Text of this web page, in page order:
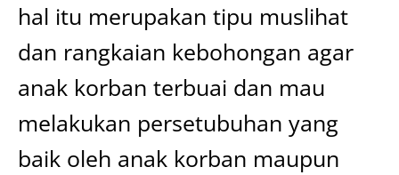
hal itu merupakan tipu muslihat
dan rangkaian kebohongan agar
anak korban terbuai dan mau
melakukan persetubuhan yang
baik oleh anak korban maupun